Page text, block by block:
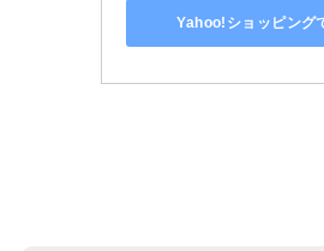
Yahoo!ショッピング